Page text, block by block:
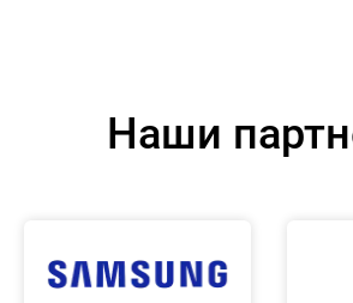
Наши